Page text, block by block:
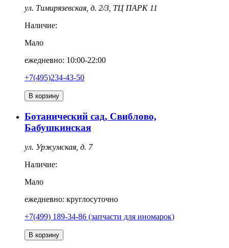
ул. Тимирязевская, д. 2/3, ТЦ ПАРК 11
Наличие:
Мало
ежедневно: 10:00-22:00
+7(495)234-43-50
В корзину
Ботанический сад, Свиблово,
Бабушкинская
ул. Уржумская, д. 7
Наличие:
Мало
ежедневно: круглосуточно
+7(499) 189-34-86 (запчасти для иномарок)
В корзину